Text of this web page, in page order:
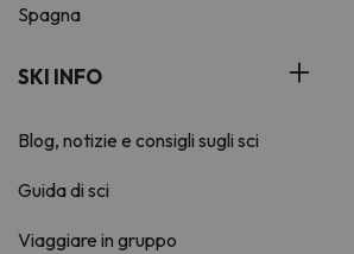
Spagna
SKI INFO
Blog, notizie e consigli sugli sci
Guida di sci
Viaggiare in gruppo